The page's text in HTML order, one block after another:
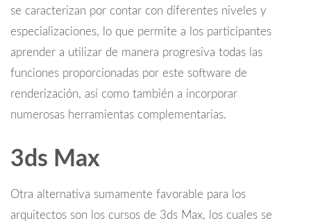
se caracterizan por contar con diferentes niveles y
especializaciones, lo que permite a los participantes
aprender a utilizar de manera progresiva todas las
funciones proporcionadas por este software de
renderización, así como también a incorporar
numerosas herramientas complementarias.
3ds Max
Otra alternativa sumamente favorable para los
arquitectos son los cursos de 3ds Max, los cuales se